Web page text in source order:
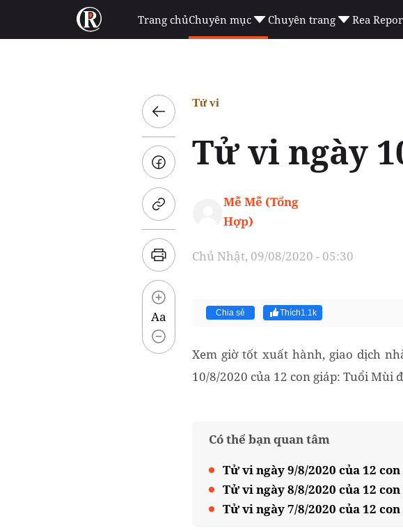
Trang chủChuyên mục Chuyên trang Rea
Aa
Tử vi
Tử vi ngày
Mễ Mễ (Tổng
Hợp)
Chủ Nhật, 09/08/2020 - 05:30
Chia sẻ Thích1.1k
Xem giờ tốt xuất hành, giao dịch
10/8/2020 của 12 con giáp: Tuổi
Có thể bạn quan tâm
Tử vi ngày 9/8/2020 của 12
Tử vi ngày 8/8/2020 của 12
Tử vi ngày 7/8/2020 của 12